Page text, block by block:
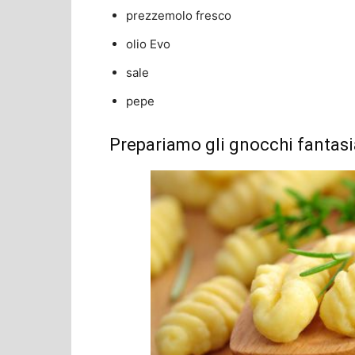
prezzemolo fresco
olio Evo
sale
pepe
Prepariamo gli gnocchi